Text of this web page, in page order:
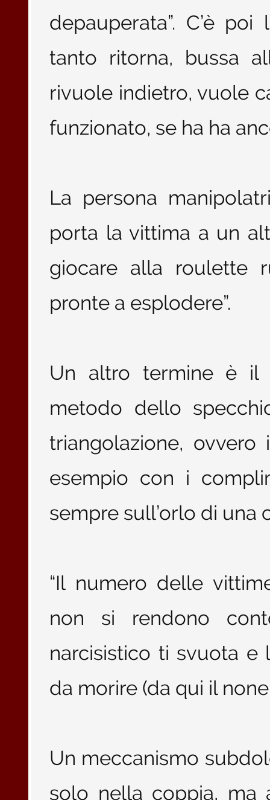
depauperata”. C’è
tanto ritorna, bussa
rivuole indietro, vuole
funzionato, se ha ha
La persona
porta la vittima a un
giocare alla roulette
pronte a esplodere”.
Un altro termine è
metodo dello
triangolazione,
esempio con i
sempre sull’orlo di una
“Il numero delle
non si rendono
narcisistico ti svuota e
da morire (da qui il
Un meccanismo
solo nella coppia, ma